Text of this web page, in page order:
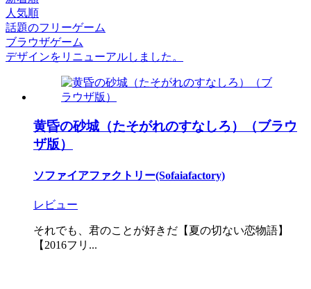
人気順
話題のフリーゲーム
ブラウザゲーム
デザインをリニューアルしました。
黄昏の砂城（たそがれのすなしろ）（ブラウ
ザ版）
ソファイアファクトリー(Sofaiafactory)
レビュー
それでも、君のことが好きだ【夏の切ない恋物語】
【2016フリ...